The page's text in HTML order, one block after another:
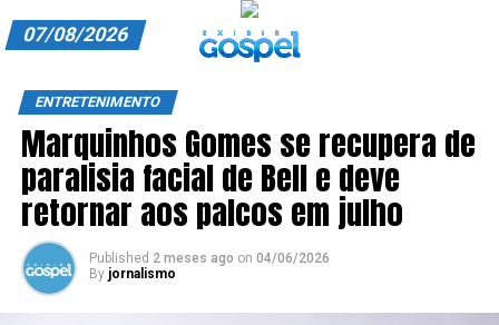
ANUNCIE CONOSCO
ASSINE
CARRINHO
EDITORIAL
07/08/2026
ENTRETENIMENTO
Marquinhos Gomes se recupera de
paralisia facial de Bell e deve
retornar aos palcos em julho
Published 2 meses ago on 04/06/2026
By jornalismo